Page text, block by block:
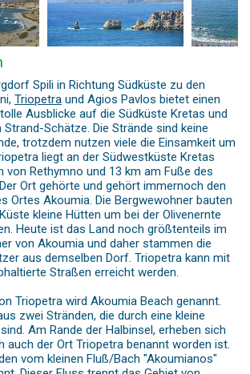
Spili in Richtung Südküste zu den
Triopetra und Agios Pavlos bietet einen
Ausblicke auf die Südküste Kretas und
Schätze. Die Strände sind keine
trotzdem nutzen viele die Einsamkeit um
liegt an der Südwestküste Kretas
von Rethymno und 13 km am Fuße des
Ort gehörte und gehört immernoch den
Ortes Akoumia. Die Bergwewohner bauten
kleine Hütten um bei der Olivenernte
Heute ist das Land noch größtenteils im
von Akoumia und daher stammen die
aus demselben Dorf. Triopetra kann mit
Straßen erreicht werden.
Triopetra wird Akoumia Beach genannt.
zwei Stränden, die durch eine kleine
Am Rande der Halbinsel, erheben sich
auch der Ort Triopetra benannt worden ist.
vom kleinen Fluß/Bach "Akoumianos"